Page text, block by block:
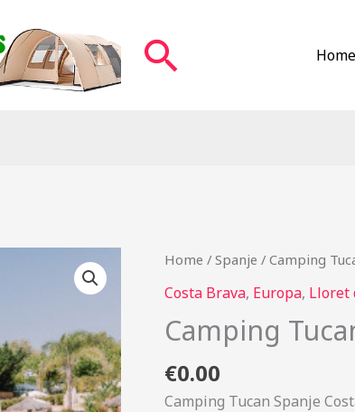
Zoeken Home
Home / Spanje / Camping
Costa Brava, Europa, Lloret
Camping
€0.00
Camping Tucan Spanje